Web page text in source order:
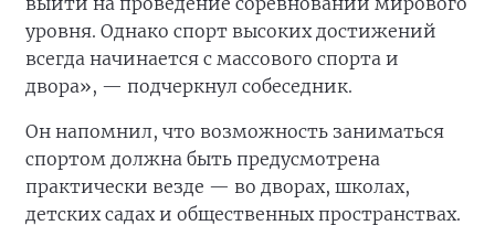
уровня. Однако спорт высоких достижений
всегда начинается с массового спорта и
двора», — подчеркнул собеседник.
Он напомнил, что возможность заниматься
спортом должна быть предусмотрена
практически везде — во дворах, школах,
детских садах и общественных пространствах.